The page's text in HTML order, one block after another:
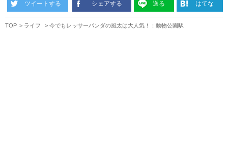
ツイートする シェアする 送る はてな
TOP ライフ 今でもレッサーパンダの風太は大人気！：動物公園駅